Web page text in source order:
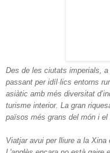
Des de les ciutats imperials,
passant per idíl·lics entorns
asiàtic amb més diversitat
turisme interior. La gran
països més grans del món i el
Viatjar avui per lliure a la